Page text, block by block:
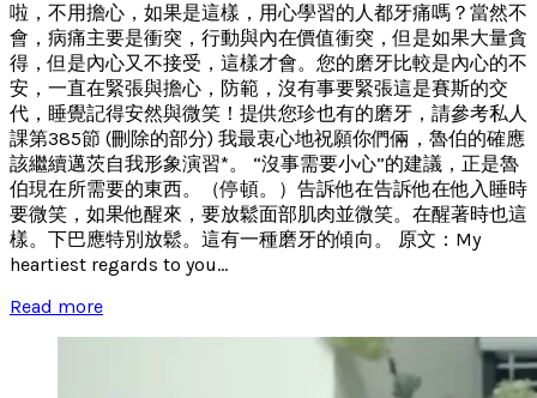
啦，不用擔心，如果是這樣，用心學習的人都牙痛嗎？當然不
會，病痛主要是衝突，行動與內在價值衝突，但是如果大量貪
得，但是內心又不接受，這樣才會。您的磨牙比較是內心的不
安，一直在緊張與擔心，防範，沒有事要緊張這是賽斯的交
代，睡覺記得安然與微笑！提供您珍也有的磨牙，請參考私人
課第385節 (刪除的部分) 我最衷心地祝願你們倆，魯伯的確應
該繼續邁茨自我形象演習*。 “沒事需要小心”的建議，正是魯
伯現在所需要的東西。（停頓。）告訴他在告訴他在他入睡時
要微笑，如果他醒來，要放鬆面部肌肉並微笑。在醒著時也這
樣。下巴應特別放鬆。這有一種磨牙的傾向。 原文：My
heartiest regards to you...
Read more